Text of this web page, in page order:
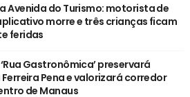
Avenida do Turismo: motorista de
morre e três crianças ficam
feridas
Gastronômica’ preservará
Pena e valorizará corredor
de Manaus